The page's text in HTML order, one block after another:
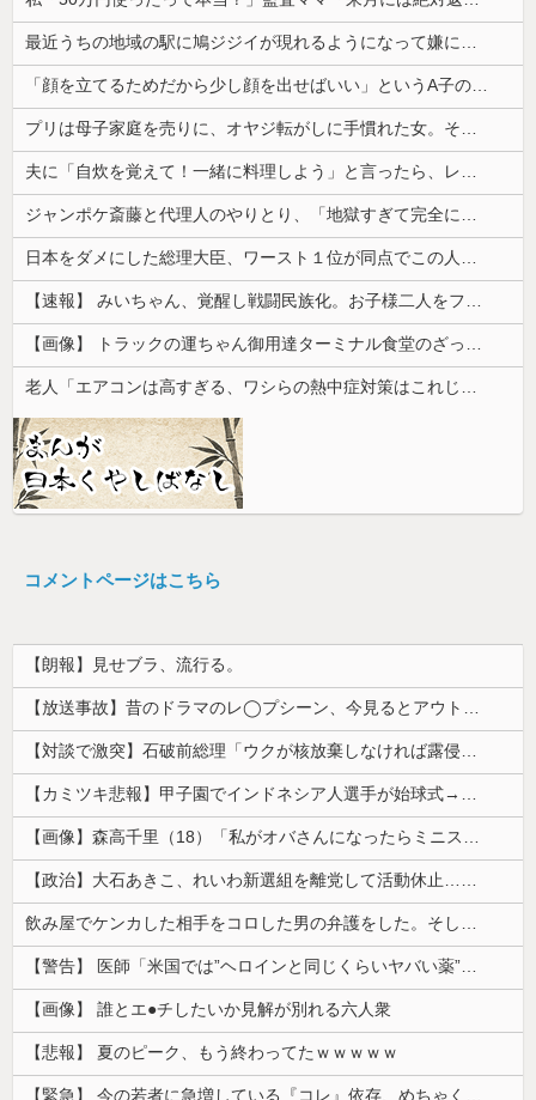
コメントページはこちら
【朗報】見せブラ、流行る。
【画像】 誰とエ●チしたいか見解が別れる六人衆
【悲報】 夏のピーク、もう終わってたｗｗｗｗｗ